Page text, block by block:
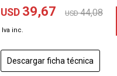
USD 39,67 USD 44,08
Descargar ficha técnica